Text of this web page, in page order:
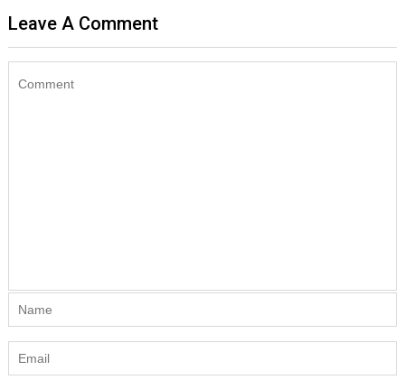
Leave A Comment